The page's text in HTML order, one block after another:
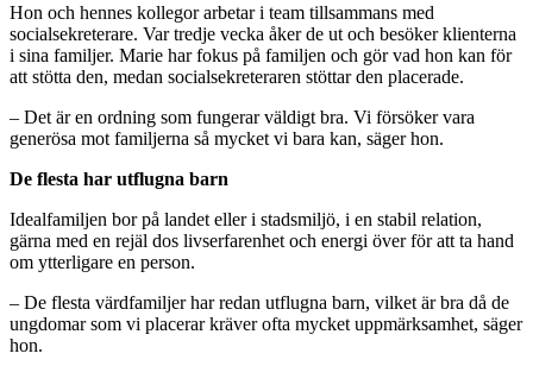
Hon och hennes kollegor arbetar i team tillsammans med
socialsekreterare. Var tredje vecka åker de ut och besöker klienterna
i sina familjer. Marie har fokus på familjen och gör vad hon kan för
att stötta den, medan socialsekreteraren stöttar den placerade.
– Det är en ordning som fungerar väldigt bra. Vi försöker vara
generösa mot familjerna så mycket vi bara kan, säger hon.
De flesta har utflugna barn
Idealfamiljen bor på landet eller i stadsmiljö, i en stabil relation,
gärna med en rejäl dos livserfarenhet och energi över för att ta hand
om ytterligare en person.
– De flesta värdfamiljer har redan utflugna barn, vilket är bra då de
ungdomar som vi placerar kräver ofta mycket uppmärksamhet, säger
hon.